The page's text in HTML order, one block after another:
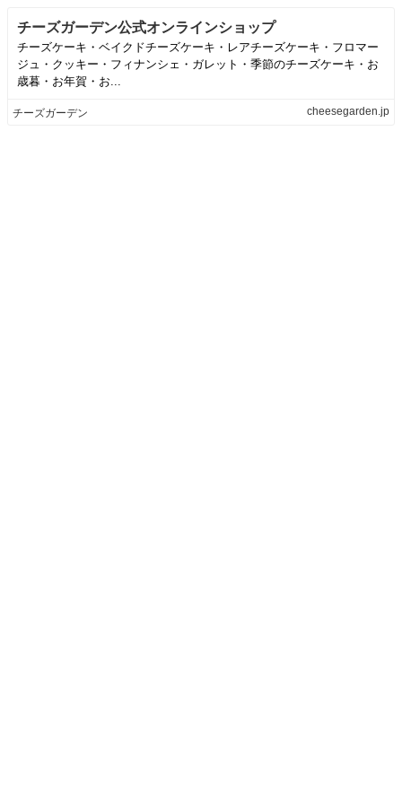
チーズガーデン公式オンラインショップ
チーズケーキ・ベイクドチーズケーキ・レアチーズケーキ・フロマー
ジュ・クッキー・フィナンシェ・ガレット・季節のチーズケーキ・お
歳暮・お年賀・お...
チーズガーデン cheesegarden.jp